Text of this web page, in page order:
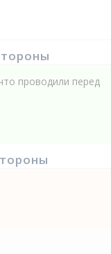
проводили перед